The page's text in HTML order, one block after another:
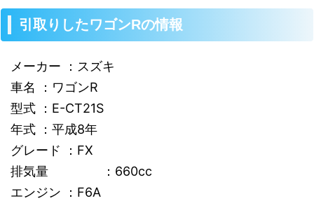
引取りしたワゴンRの情報
メーカー ：スズキ
車名 ：ワゴンR
型式 ：E-CT21S
年式 ：平成8年
グレード ：FX
排気量 ：660cc
エンジン ：F6A